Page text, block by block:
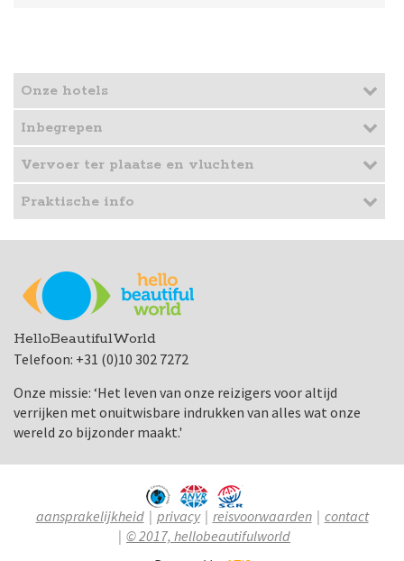
Onze hotels
Inbegrepen
Vervoer ter plaatse en vluchten
Praktische info
HelloBeautifulWorld
Telefoon: +31 (0)10 302 7272
Onze missie: ‘Het leven van onze reizigers voor altijd
verrijken met onuitwisbare indrukken van alles wat onze
wereld zo bijzonder maakt.'
aansprakelijkheid privacy reisvoorwaarden
contact
© 2017, hellobeautifulworld